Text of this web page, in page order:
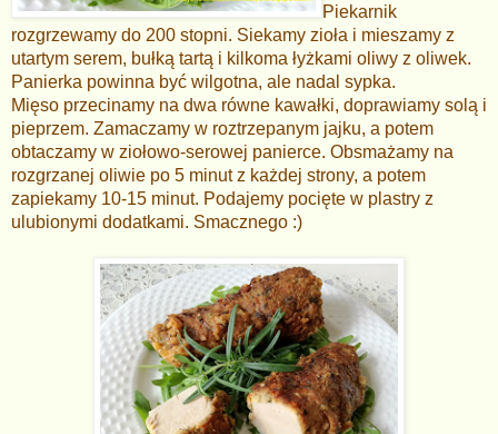
Piekarnik
rozgrzewamy do 200 stopni. Siekamy zioła i mieszamy z
utartym serem, bułką tartą i kilkoma łyżkami oliwy z oliwek.
Panierka powinna być wilgotna, ale nadal sypka.
Mięso przecinamy na dwa równe kawałki, doprawiamy solą i
pieprzem. Zamaczamy w roztrzepanym jajku, a potem
obtaczamy w ziołowo-serowej panierce. Obsmażamy na
rozgrzanej oliwie po 5 minut z każdej strony, a potem
zapiekamy 10-15 minut. Podajemy pocięte w plastry z
ulubionymi dodatkami. Smacznego :)